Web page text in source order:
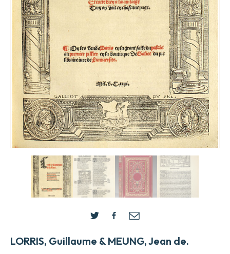
LORRIS, Guillaume & MEUNG, Jean de.